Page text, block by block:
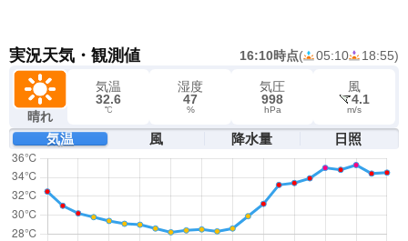
実況天気・観測値 16:10時点( 05:10 18:55)
晴れ
気温
32.6
℃
湿度
47
%
気圧
998
hPa
風
4.1
m/s
気温 風 降水量 日照